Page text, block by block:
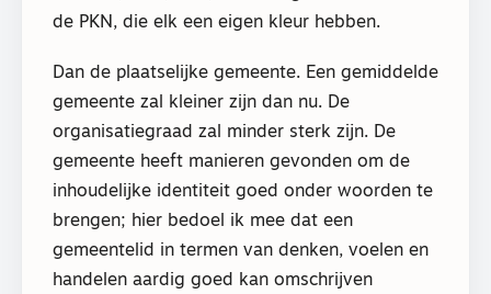
de PKN, die elk een eigen kleur hebben.
Dan de plaatselijke gemeente. Een gemiddelde
gemeente zal kleiner zijn dan nu. De
organisatiegraad zal minder sterk zijn. De
gemeente heeft manieren gevonden om de
inhoudelijke identiteit goed onder woorden te
brengen; hier bedoel ik mee dat een
gemeentelid in termen van denken, voelen en
handelen aardig goed kan omschrijven